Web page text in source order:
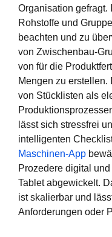
Organisation gefragt.
Rohstoffe und
beachten und zu
von Zwischenbau-
von für die
Mengen zu erstellen.
von Stücklisten als
lässt sich stressfrei
intelligenten
Maschinen-App
Prozedere digital
Tablet abgewickelt.
ist skalierbar und
Anforderungen oder